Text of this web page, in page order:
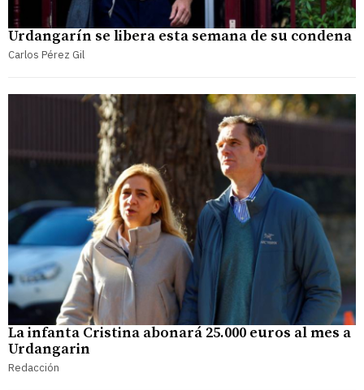
Urdangarín se libera esta semana de su condena
Carlos Pérez Gil
La infanta Cristina abonará 25.000 euros al mes a
Urdangarin
Redacción